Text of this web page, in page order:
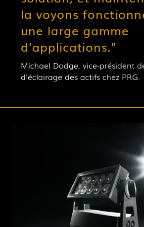
la voyons
une large gamme
d'applications."
Michael Dodge, vice-président
d'éclairage des actifs chez PRG.